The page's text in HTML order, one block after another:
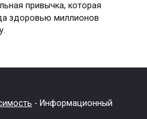
привычка, которая
здоровью миллионов
- Информационный